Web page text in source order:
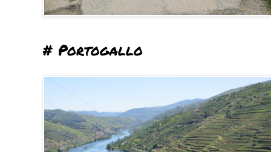
# Portogallo